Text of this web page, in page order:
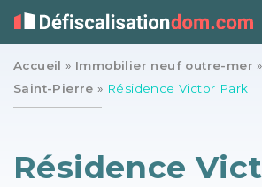
Accueil » Immobilier neuf outre-mer »
Saint-Pierre » Résidence Victor Park
Résidence